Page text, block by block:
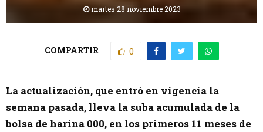
martes 28 noviembre 2023
COMPARTIR 0
La actualización, que entró en vigencia la
semana pasada, lleva la suba acumulada de la
bolsa de harina 000, en los primeros 11 meses de